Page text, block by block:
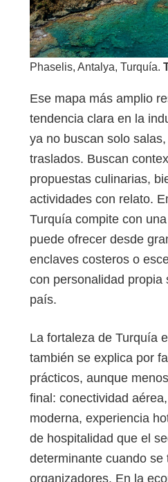
Phaselis, Antalya, Turquía.
Ese mapa más amplio
tendencia clara en la
ya no buscan solo
traslados. Buscan
propuestas culinarias,
actividades con relato.
Turquía compite con
puede ofrecer desde
enclaves costeros o
con personalidad propia
país.
La fortaleza de Turquía
también se explica por
prácticos, aunque
final: conectividad
moderna, experiencia
de hospitalidad que el
determinante cuando se
organizadores. En la